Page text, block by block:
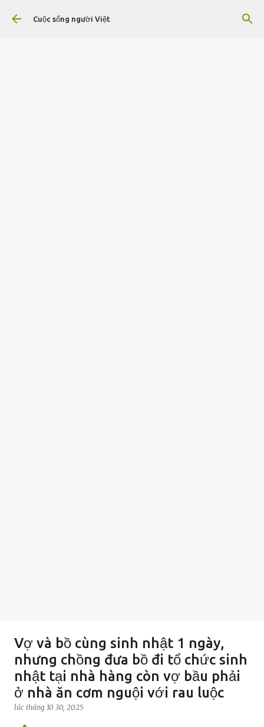
Chuyển đến nội dung chính
Cuộc sống người Việt
Vợ và bồ cùng sinh nhật 1 ngày,
nhưng chồng đưa bồ đi tổ chức sinh
nhật tại nhà hàng còn vợ bầu phải
ở nhà ăn cơm nguội với rau luộc
lúc tháng 10 30, 2025